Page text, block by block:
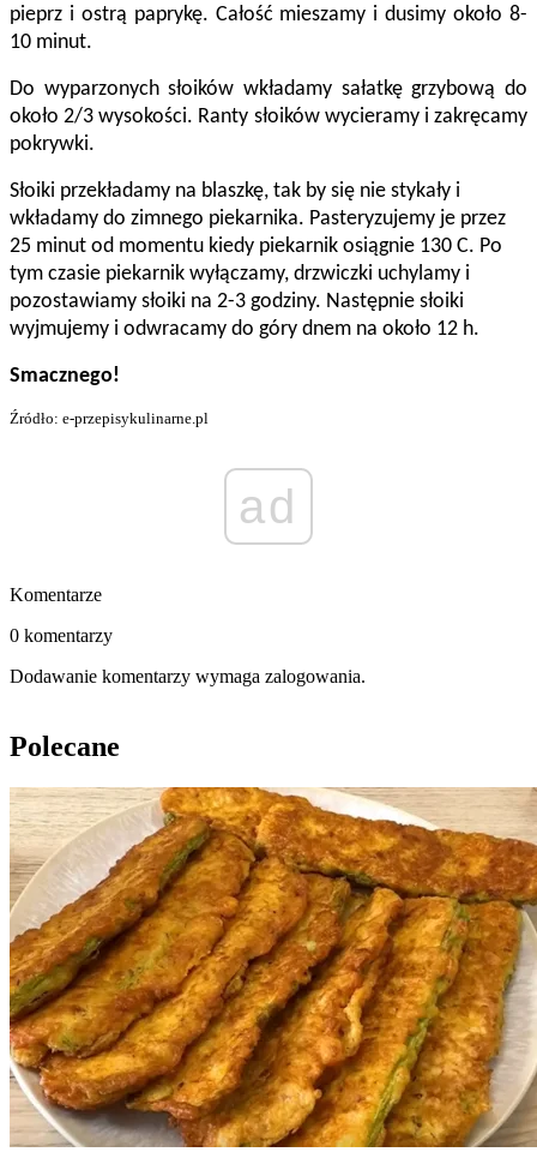
pieprz i ostrą paprykę. Całość mieszamy i dusimy około 8-
10 minut.
Do wyparzonych słoików wkładamy sałatkę grzybową do
około 2/3 wysokości. Ranty słoików wycieramy i zakręcamy
pokrywki.
Słoiki przekładamy na blaszkę, tak by się nie stykały i
wkładamy do zimnego piekarnika. Pasteryzujemy je przez
25 minut od momentu kiedy piekarnik osiągnie 130 C. Po
tym czasie piekarnik wyłączamy, drzwiczki uchylamy i
pozostawiamy słoiki na 2-3 godziny. Następnie słoiki
wyjmujemy i odwracamy do góry dnem na około 12 h.
Smacznego!
Źródło: e-przepisykulinarne.pl
ad
Komentarze
0 komentarzy
Dodawanie komentarzy wymaga zalogowania.
Polecane